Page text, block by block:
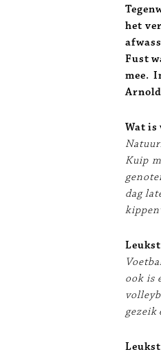
het
Fust
mee.
Wat is
Kuip
dag
ook is
gezeik